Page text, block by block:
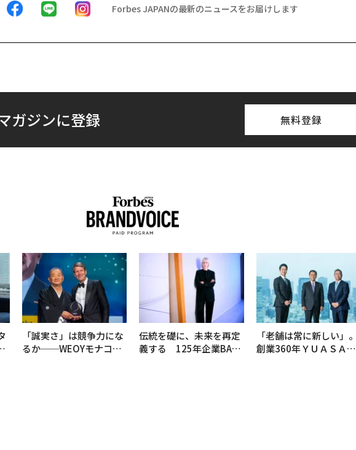
Forbes JAPANの最新のニュースをお届けします
ガジンに登録 無料登録
「誠実さ」は競争力にな
るか──WEOYモナコで
伝統を礎に、未来を再定
義する 125年企業BAT
「老舗は常に新しい」。
創業360年ＹＵＡＳＡと